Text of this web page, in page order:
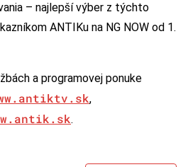
– najlepší výber z týchto
ANTIKu na NG NOW od 1.
a programovej ponuke
,
.